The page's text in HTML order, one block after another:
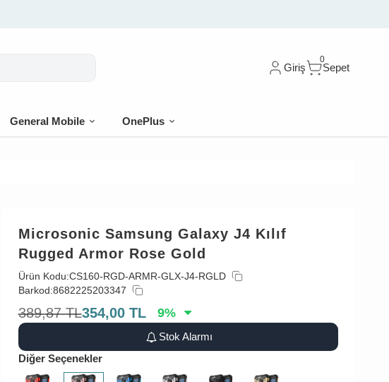
Giriş
0
Sepet
General Mobile OnePlus
Microsonic Samsung Galaxy J4 Kılıf
Rugged Armor Rose Gold
Ürün Kodu:CS160-RGD-ARMR-GLX-J4-RGLD
Barkod:8682225203347
389,87 TL354,00 TL 9%
Stok Alarmı
Diğer Seçenekler